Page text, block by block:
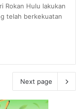
Rokan Hulu lakukan
telah berkekuatan
Next page